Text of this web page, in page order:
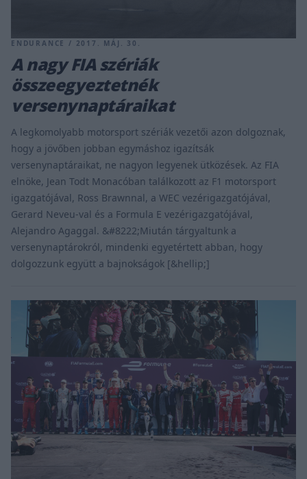
ENDURANCE / 2017. MÁJ. 30.
A nagy FIA szériák
összeegyeztetnék
versenynaptáraikat
A legkomolyabb motorsport szériák vezetői azon dolgoznak,
hogy a jövőben jobban egymáshoz igazítsák
versenynaptáraikat, ne nagyon legyenek ütközések. Az FIA
elnöke, Jean Todt Monacóban találkozott az F1 motorsport
igazgatójával, Ross Brawnnal, a WEC vezérigazgatójával,
Gerard Neveu-val és a Formula E vezérigazgatójával,
Alejandro Agaggal. &#8222;Miután tárgyaltunk a
versenynaptárokról, mindenki egyetértett abban, hogy
dolgozzunk együtt a bajnokságok [&hellip;]